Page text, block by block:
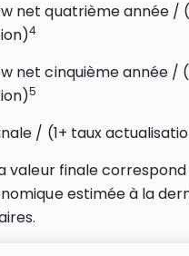
net quatrième année /
4
net cinquième année /
5
/ (1+ taux
valeur finale
estimée à la